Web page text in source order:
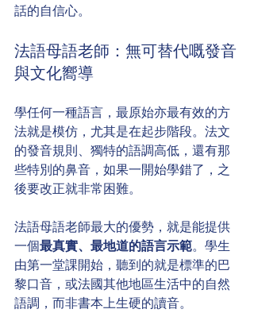
話的自信心。
法語母語老師：無可替代嘅發音
與文化嚮導
學任何一種語言，最原始亦最有效的方
法就是模仿，尤其是在起步階段。法文
的發音規則、獨特的語調高低，還有那
些特別的鼻音，如果一開始學錯了，之
後要改正就非常困難。
法語母語老師最大的優勢，就是能提供
一個最真實、最地道的語言示範。學生
由第一堂課開始，聽到的就是標準的巴
黎口音，或法國其他地區生活中的自然
語調，而非書本上生硬的讀音。